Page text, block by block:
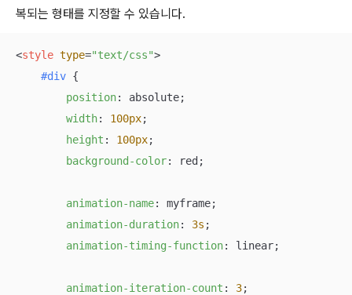
복되는 형태를 지정할 수 있습니다.
<style type="text/css">
#div {
position: absolute;
width: 100px;
height : 100px;
background-color: red;
animation-name: myframe;
animation-duration: 3s ;
animation-timing-function: linear;
animation-iteration-count : 3;